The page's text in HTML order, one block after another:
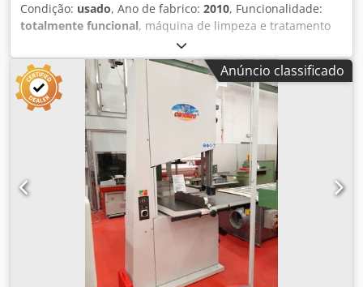
Condição: usado, Ano de fabrico: 2010, Funcionalidade:
totalmente funcional, máquina de limpeza e tratamento
de superfícies equipada com: 4 escovas, diâmetro 400 mm
ajuste elétrico da altura das escovas possibilidade de
oscilação motorização reforçada variador de velocidade
nas escovas Dsdpfjzi Iivsx Af Reck
Anúncio classificado